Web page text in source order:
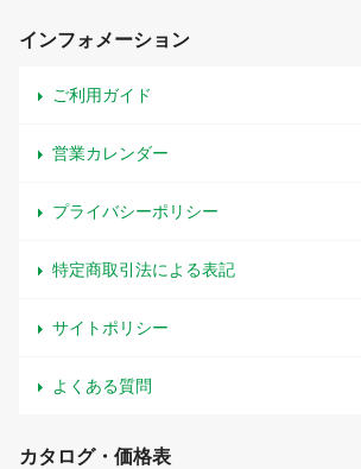
インフォメーション
ご利用ガイド
営業カレンダー
プライバシーポリシー
特定商取引法による表記
サイトポリシー
よくある質問
カタログ・価格表